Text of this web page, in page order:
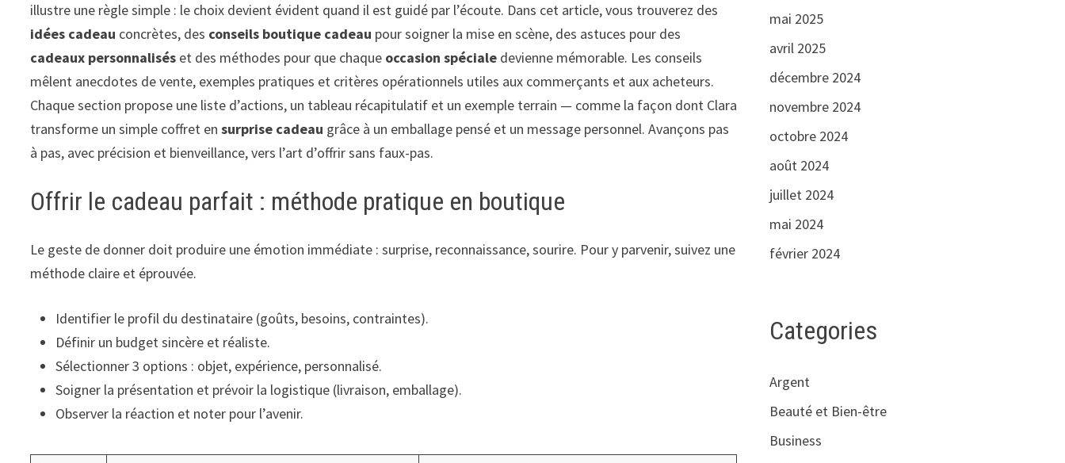
illustre une règle simple : le choix devient évident quand il est guidé par l’écoute. Dans cet article, vous trouverez des
idées cadeau concrètes, des conseils boutique cadeau pour soigner la mise en scène, des astuces pour des
cadeaux personnalisés et des méthodes pour que chaque occasion spéciale devienne mémorable. Les conseils
mêlent anecdotes de vente, exemples pratiques et critères opérationnels utiles aux commerçants et aux acheteurs.
Chaque section propose une liste d’actions, un tableau récapitulatif et un exemple terrain — comme la façon dont Clara
transforme un simple coffret ensurprise cadeau grâce à un emballage pensé et un message personnel. Avançons pas
à pas, avec précision et bienveillance, vers l’art d’offrir sans faux-pas.
Offrir le cadeau parfait : méthode pratique en boutique
Le geste de donner doit produire une émotion immédiate : surprise, reconnaissance, sourire. Pour y parvenir, suivez une
méthode claire et éprouvée.
Identifier le profil du destinataire (goûts, besoins, contraintes).
Définir un budget sincère et réaliste.
Sélectionner 3 options : objet, expérience, personnalisé.
Soigner la présentation et prévoir la logistique (livraison, emballage).
Observer la réaction et noter pour l’avenir.
mai 2025
avril 2025
décembre 2024
novembre 2024
octobre 2024
août 2024
juillet 2024
mai 2024
février 2024
Categories
Argent
Beauté et Bien-être
Business